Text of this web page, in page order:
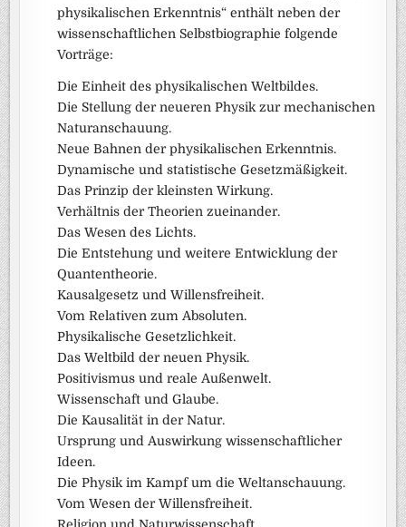
physikalischen Erkenntnis“ enthält neben der
wissenschaftlichen Selbstbiographie folgende
Vorträge:
Die Einheit des physikalischen Weltbildes.
Die Stellung der neueren Physik zur mechanischen
Naturanschauung.
Neue Bahnen der physikalischen Erkenntnis.
Dynamische und statistische Gesetzmäßigkeit.
Das Prinzip der kleinsten Wirkung.
Verhältnis der Theorien zueinander.
Das Wesen des Lichts.
Die Entstehung und weitere Entwicklung der
Quantentheorie.
Kausalgesetz und Willensfreiheit.
Vom Relativen zum Absoluten.
Physikalische Gesetzlichkeit.
Das Weltbild der neuen Physik.
Positivismus und reale Außenwelt.
Wissenschaft und Glaube.
Die Kausalität in der Natur.
Ursprung und Auswirkung wissenschaftlicher
Ideen.
Die Physik im Kampf um die Weltanschauung.
Vom Wesen der Willensfreiheit.